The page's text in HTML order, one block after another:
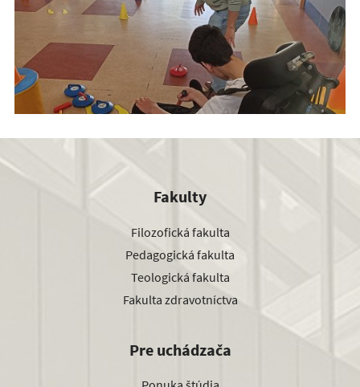
Fakulty
Filozofická fakulta
Pedagogická fakulta
Teologická fakulta
Fakulta zdravotníctva
Pre uchádzača